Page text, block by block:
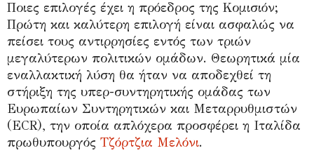
Ποιες επιλογές έχει η πρόεδρος της Κομισιόν;
Πρώτη και καλύτερη επιλογή είναι ασφαλώς να
πείσει τους αντιρρησίες εντός των τριών
μεγαλύτερων πολιτικών ομάδων. Θεωρητικά μία
εναλλακτική λύση θα ήταν να αποδεχθεί τη
στήριξη της υπερ-συντηρητικής ομάδας των
Ευρωπαίων Συντηρητικών και Μεταρρυθμιστών
(ECR), την οποία απλόχερα προσφέρει η Ιταλίδα
πρωθυπουργός Τζόρτζια Μελόνι.